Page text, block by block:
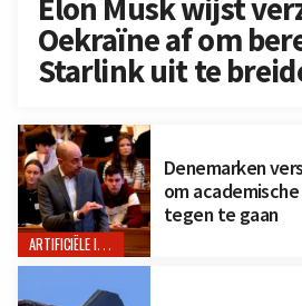
Elon Musk wijst
Oekraïne af om
Starlink uit te
ARTIFICIËLE INTELLIGENTIE
Denemarken
om
tegen te gaan